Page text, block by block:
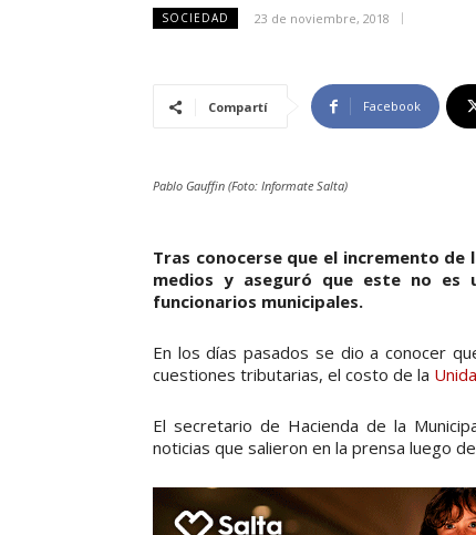
SOCIEDAD 23 de noviembre, 2018
Compartí Facebook
Pablo Gauffin (Foto: Informate Salta)
Tras conocerse que el incremento de
medios y aseguró que este no es
funcionarios municipales.
En los días pasados se dio a conocer
cuestiones tributarias, el costo de la
El secretario de Hacienda de la
noticias que salieron en la prensa luego